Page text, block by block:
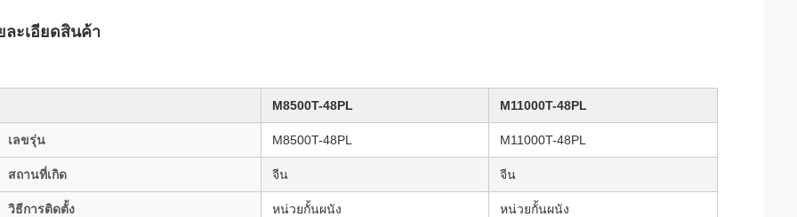
ละเอียดสินค้า
M8500T-48PL M11000T-48PL
เลขรุ่น M8500T-48PL M11000T-48PL
สถานที่เกิด จีน จีน
วิธีการติดตั้ง หน่วยกั้นผนัง หน่วยกั้นผนัง